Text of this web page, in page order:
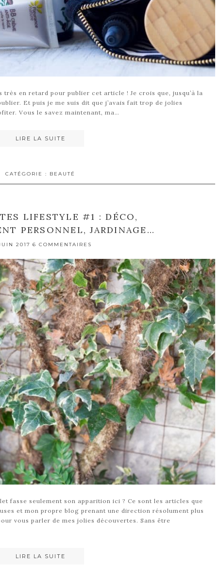
en retard pour publier cet article ! Je crois que, jusqu’à la
Et puis je me suis dit que j’avais fait trop de jolies
Vous le savez maintenant, ma…
LIRE LA SUITE
CATÉGORIE : BEAUTÉ
LIFESTYLE #1 : DÉCO,
PERSONNEL, JARDINAGE…
2017 6 COMMENTAIRES
fasse seulement son apparition ici ? Ce sont les articles que
et mon propre blog prenant une direction résolument plus
vous parler de mes jolies découvertes. Sans être
LIRE LA SUITE